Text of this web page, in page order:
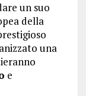
un suo
della
una
e